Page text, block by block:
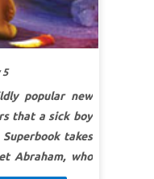
I Ks.
(BW)
Bogu, nawet jeśli
ręki na
teraz wiem, że
5
popular new
that a sick boy
takes
Abraham, who